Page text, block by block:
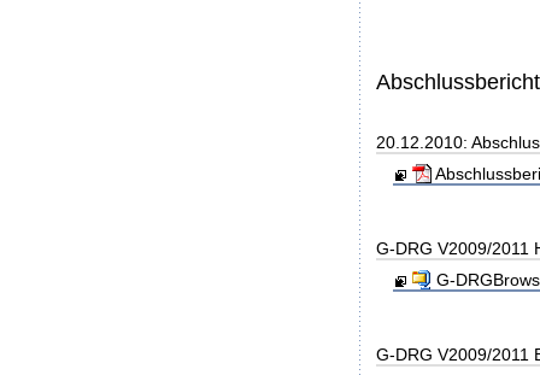
20.12.2010:
G-DRG V2009/2011
G-
G-DRG V2009/2011